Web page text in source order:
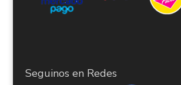
Seguinos en Redes